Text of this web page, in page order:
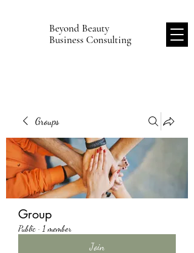
Beyond Beauty
Business Consulting
Groups
Group
Public · 1 member
Join